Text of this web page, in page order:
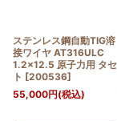
ステンレス鋼自動TIG溶
接ワイヤ AT316ULC
1.2x12.5 原子力用 タセ
ト [200536]
55,000円(税込)